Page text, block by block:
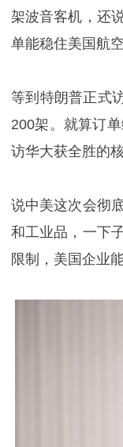
架波音客机，还
单能稳住美国航
等到特朗普正式
200架。就算订
访华大获全胜的
说中美这次会彻
和工业品，一下
限制，美国企业